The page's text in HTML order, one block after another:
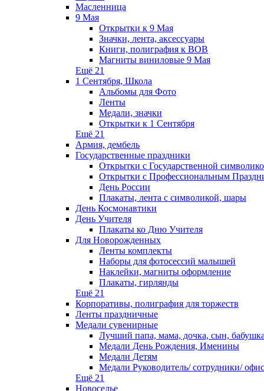
Масленница
9 Мая
Открытки к 9 Мая
Значки, лента, аксессуары
Книги, полиграфия к ВОВ
Магниты виниловые 9 Мая
Ещё 21
1 Сентября, Школа
Альбомы для Фото
Ленты
Медали, значки
Открытки к 1 Сентября
Ещё 21
Армия, дембель
Государственные праздники
Открытки с Государственной
Открытки с Профессиональным
День России
Плакаты, лента с символикой, шары
День Космонавтики
День Учителя
Плакаты ко Дню Учителя
Для Новорожденных
Ленты комплекты
Наборы для фотосессий малышей
Наклейки, магниты оформление
Плакаты, гирлянды
Ещё 21
Корпоративы, полиграфия для торжеств
Ленты праздничные
Медали сувенирные
Лучший папа, мама, дочка, сын,
Медали День Рождения, Именины
Медали Детям
Медали Руководитель/ сотрудники/ офис
Ещё 21
Новоселье